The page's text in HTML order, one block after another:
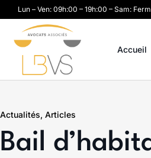
Lun – Ven: 09h:00 – 19h:00 – Sam:
Accueil
Actualités, Articles
Bail